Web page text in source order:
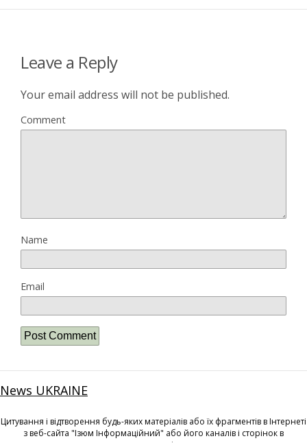
Leave a Reply
Your email address will not be published.
Comment
Name
Email
News UKRAINE
Цитування і відтворення будь-яких матеріалів або їх фрагментів в Інтернеті
з веб-сайта "Ізюм Інформаційний" або його каналів і сторінок в